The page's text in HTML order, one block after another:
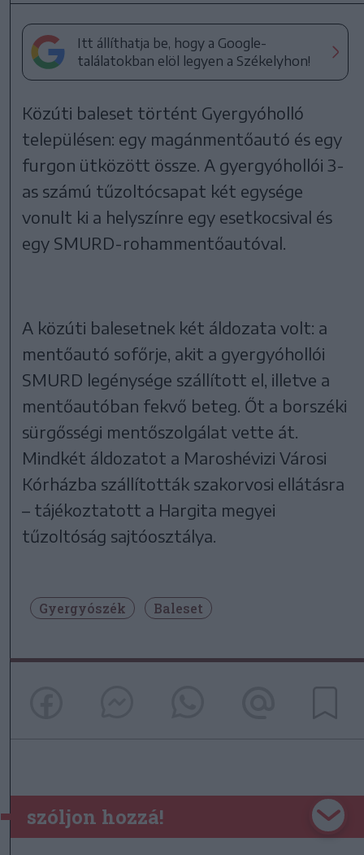
Itt állíthatja be, hogy a Google-
találatokban elöl legyen a Székelyhon!
Közúti baleset történt Gyergyóholló
településen: egy magánmentőautó és egy
furgon ütközött össze. A gyergyóhollói 3-
as számú tűzoltócsapat két egysége
vonult ki a helyszínre egy esetkocsival és
egy SMURD-rohammentőautóval.
A közúti balesetnek két áldozata volt: a
mentőautó sofőrje, akit a gyergyóhollói
SMURD legénysége szállított el, illetve a
mentőautóban fekvő beteg. Őt a borszéki
sürgősségi mentőszolgálat vette át.
Mindkét áldozatot a Maroshévizi Városi
Kórházba szállították szakorvosi ellátásra
– tájékoztatott a Hargita megyei
tűzoltóság sajtóosztálya.
Gyergyószék Baleset
szóljon hozzá!